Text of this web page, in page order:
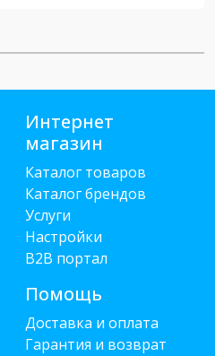
Интернет
магазин
Каталог товаров
Каталог брендов
Услуги
Настройки
B2B портал
Помощь
Доставка и оплата
Гарантия и возврат